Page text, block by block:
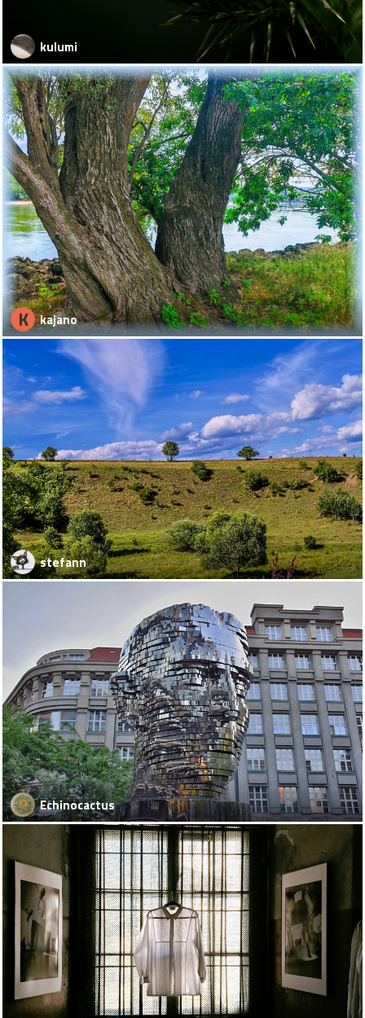
kulumi
K kajano
stefann
Echinocactus